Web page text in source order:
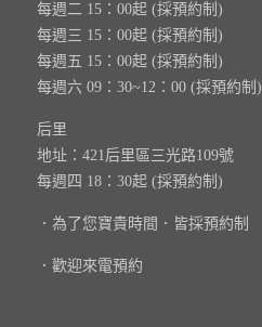
每週二 15：00起 (採預約制)
每週三 15：00起 (採預約制)
每週五 15：00起 (採預約制)
每週六 09：30~12：00 (採預約制)
后里
地址：421后里區三光路109號
每週四 18：30起 (採預約制)
．為了您寶貴時間．皆採預約制
．歡迎來電預約